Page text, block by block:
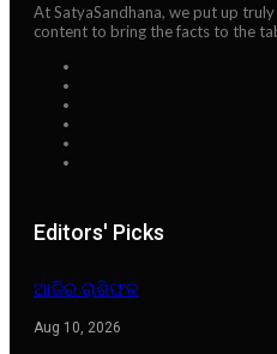
At SatyaSandhana, we put up
content to bring the facts to the
Editors' Picks
ଆଜିର ରାଶିଫଳ
Aug 10, 2026